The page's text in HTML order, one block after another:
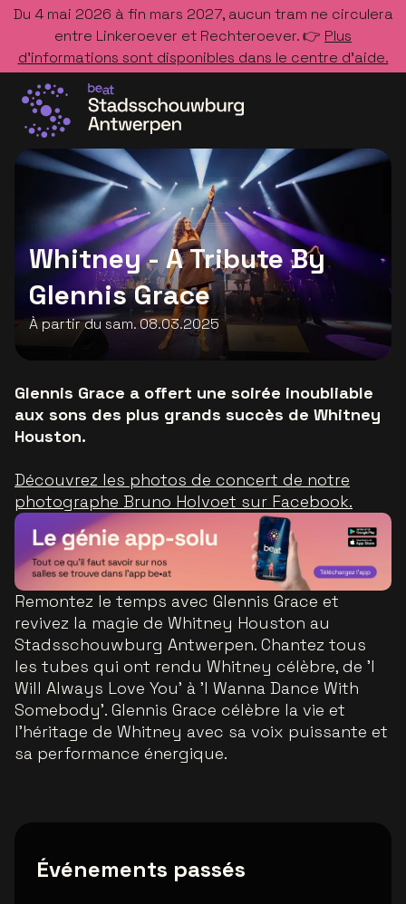
Du 4 mai 2026 à fin mars 2027, aucun tram ne circulera
entre Linkeroever et Rechteroever. 👉 Plus
d’informations sont disponibles dans le centre d’aide.
Allez à la page d'accueil
Whitney - A Tribute By
Glennis Grace
À partir du sam. 08.03.2025
Glennis Grace a offert une soirée inoubliable
aux sons des plus grands succès de Whitney
Houston.
Découvrez les photos de concert de notre
photographe Bruno Holvoet sur Facebook.
Remontez le temps avec Glennis Grace et
revivez la magie de Whitney Houston au
Stadsschouwburg Antwerpen. Chantez tous
les tubes qui ont rendu Whitney célèbre, de 'I
Will Always Love You' à 'I Wanna Dance With
Somebody'. Glennis Grace célèbre la vie et
l'héritage de Whitney avec sa voix puissante et
sa performance énergique.
Événements passés